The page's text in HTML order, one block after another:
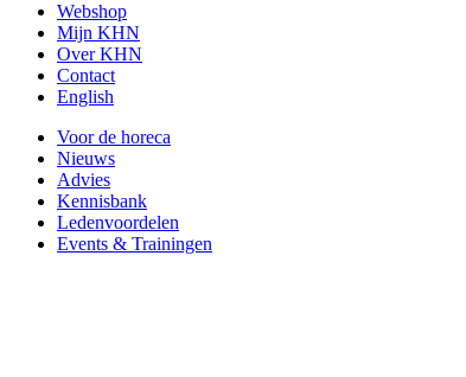
Webshop
Mijn KHN
Over KHN
Contact
English
Voor de horeca
Nieuws
Advies
Kennisbank
Ledenvoordelen
Events & Trainingen